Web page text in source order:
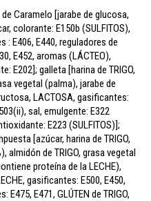
Caramelo [jarabe de glucosa,
colorante: E150b (SULFITOS),
: E406, E440, reguladores de
E452, aromas (LÁCTEO),
E202]; galleta [harina de TRIGO,
vegetal (palma), jarabe de
LACTOSA, gasificantes:
sal, emulgente: E322
E223 (SULFITOS)];
[azúcar, harina de TRIGO,
almidón de TRIGO, grasa vegetal
proteína de la LECHE),
gasificantes: E500, E450,
E475, E471, GLÚTEN de TRIGO,